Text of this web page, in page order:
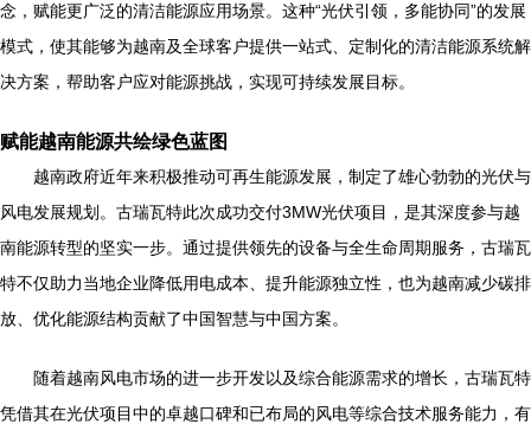
念，赋能更广泛的清洁能源应用场景。这种“光伏引领，多能协同”的发展
模式，使其能够为越南及全球客户提供一站式、定制化的清洁能源系统解
决方案，帮助客户应对能源挑战，实现可持续发展目标。
赋能越南能源共绘绿色蓝图
越南政府近年来积极推动可再生能源发展，制定了雄心勃勃的光伏与
风电发展规划。古瑞瓦特此次成功交付3MW光伏项目，是其深度参与越
南能源转型的坚实一步。通过提供领先的设备与全生命周期服务，古瑞瓦
特不仅助力当地企业降低用电成本、提升能源独立性，也为越南减少碳排
放、优化能源结构贡献了中国智慧与中国方案。
随着越南风电市场的进一步开发以及综合能源需求的增长，古瑞瓦特
凭借其在光伏项目中的卓越口碑和已布局的风电等综合技术服务能力，有